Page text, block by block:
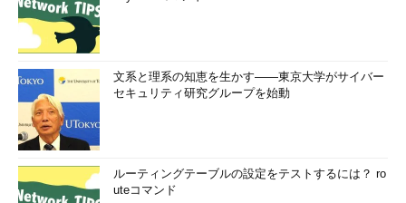
文系と理系の知恵を生かす――東京大学がサイバー
セキュリティ研究グループを始動
ルーティングテーブルの設定をテストするには？ ro
uteコマンド